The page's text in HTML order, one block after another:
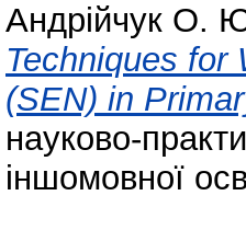
Андрійчук О.
Techniques for
(SEN) in
науково-
іншомовної